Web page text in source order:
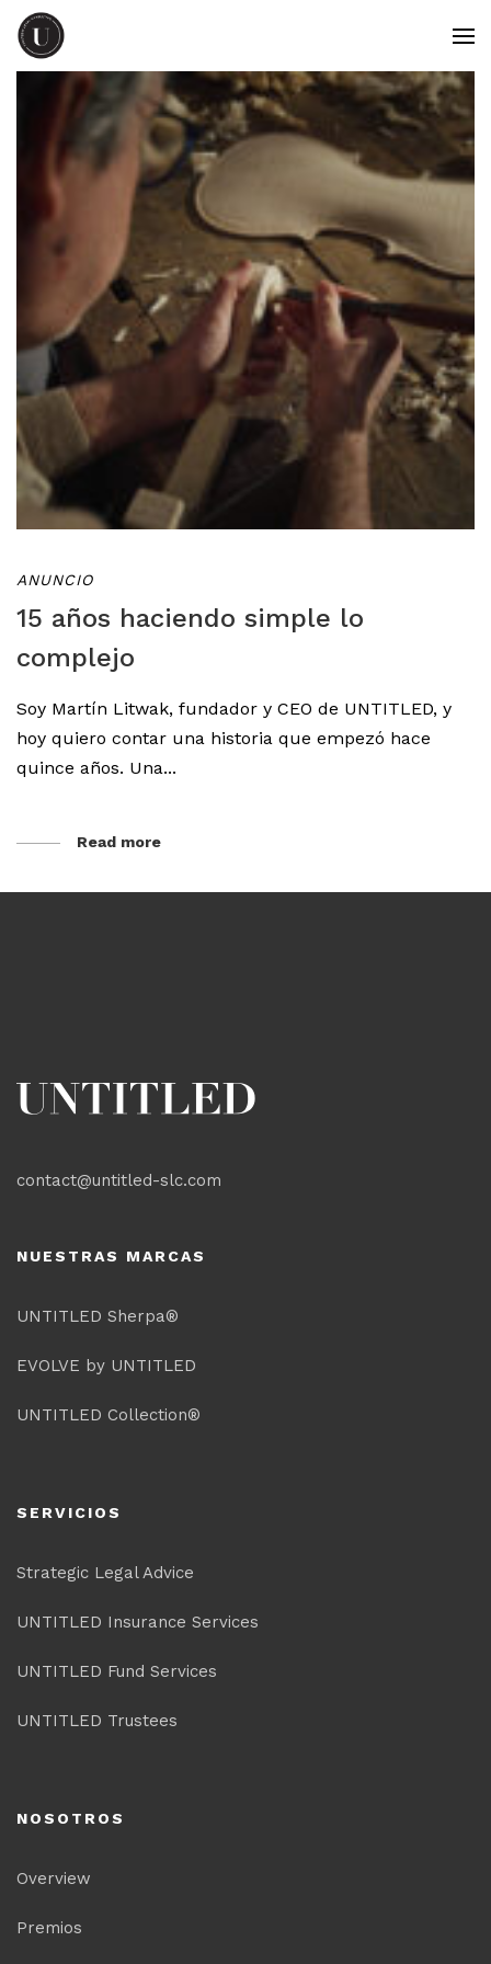
ANUNCIO
15 años haciendo simple lo
complejo
Soy Martín Litwak, fundador y CEO de UNTITLED, y
hoy quiero contar una historia que empezó hace
quince años. Una...
Read more
contact@untitled-slc.com
NUESTRAS MARCAS
UNTITLED Sherpa®
EVOLVE by UNTITLED
UNTITLED Collection®
SERVICIOS
Strategic Legal Advice
UNTITLED Insurance Services
UNTITLED Fund Services
UNTITLED Trustees
NOSOTROS
Overview
Premios